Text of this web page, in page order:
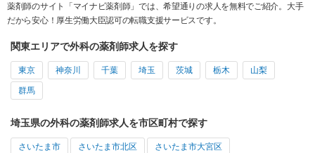
薬剤師のサイト「マイナビ薬剤師」では、希望通りの求人を無料でご紹介。大手
だから安心！厚生労働大臣認可の転職支援サービスです。
関東エリアで外科の薬剤師求人を探す
東京 神奈川 千葉 埼玉 茨城 栃木 山梨
群馬
埼玉県の外科の薬剤師求人を市区町村で探す
さいたま市 さいたま市北区 さいたま市大宮区